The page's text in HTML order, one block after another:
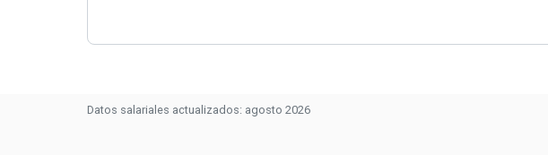
Datos salariales actualizados: agosto 2026